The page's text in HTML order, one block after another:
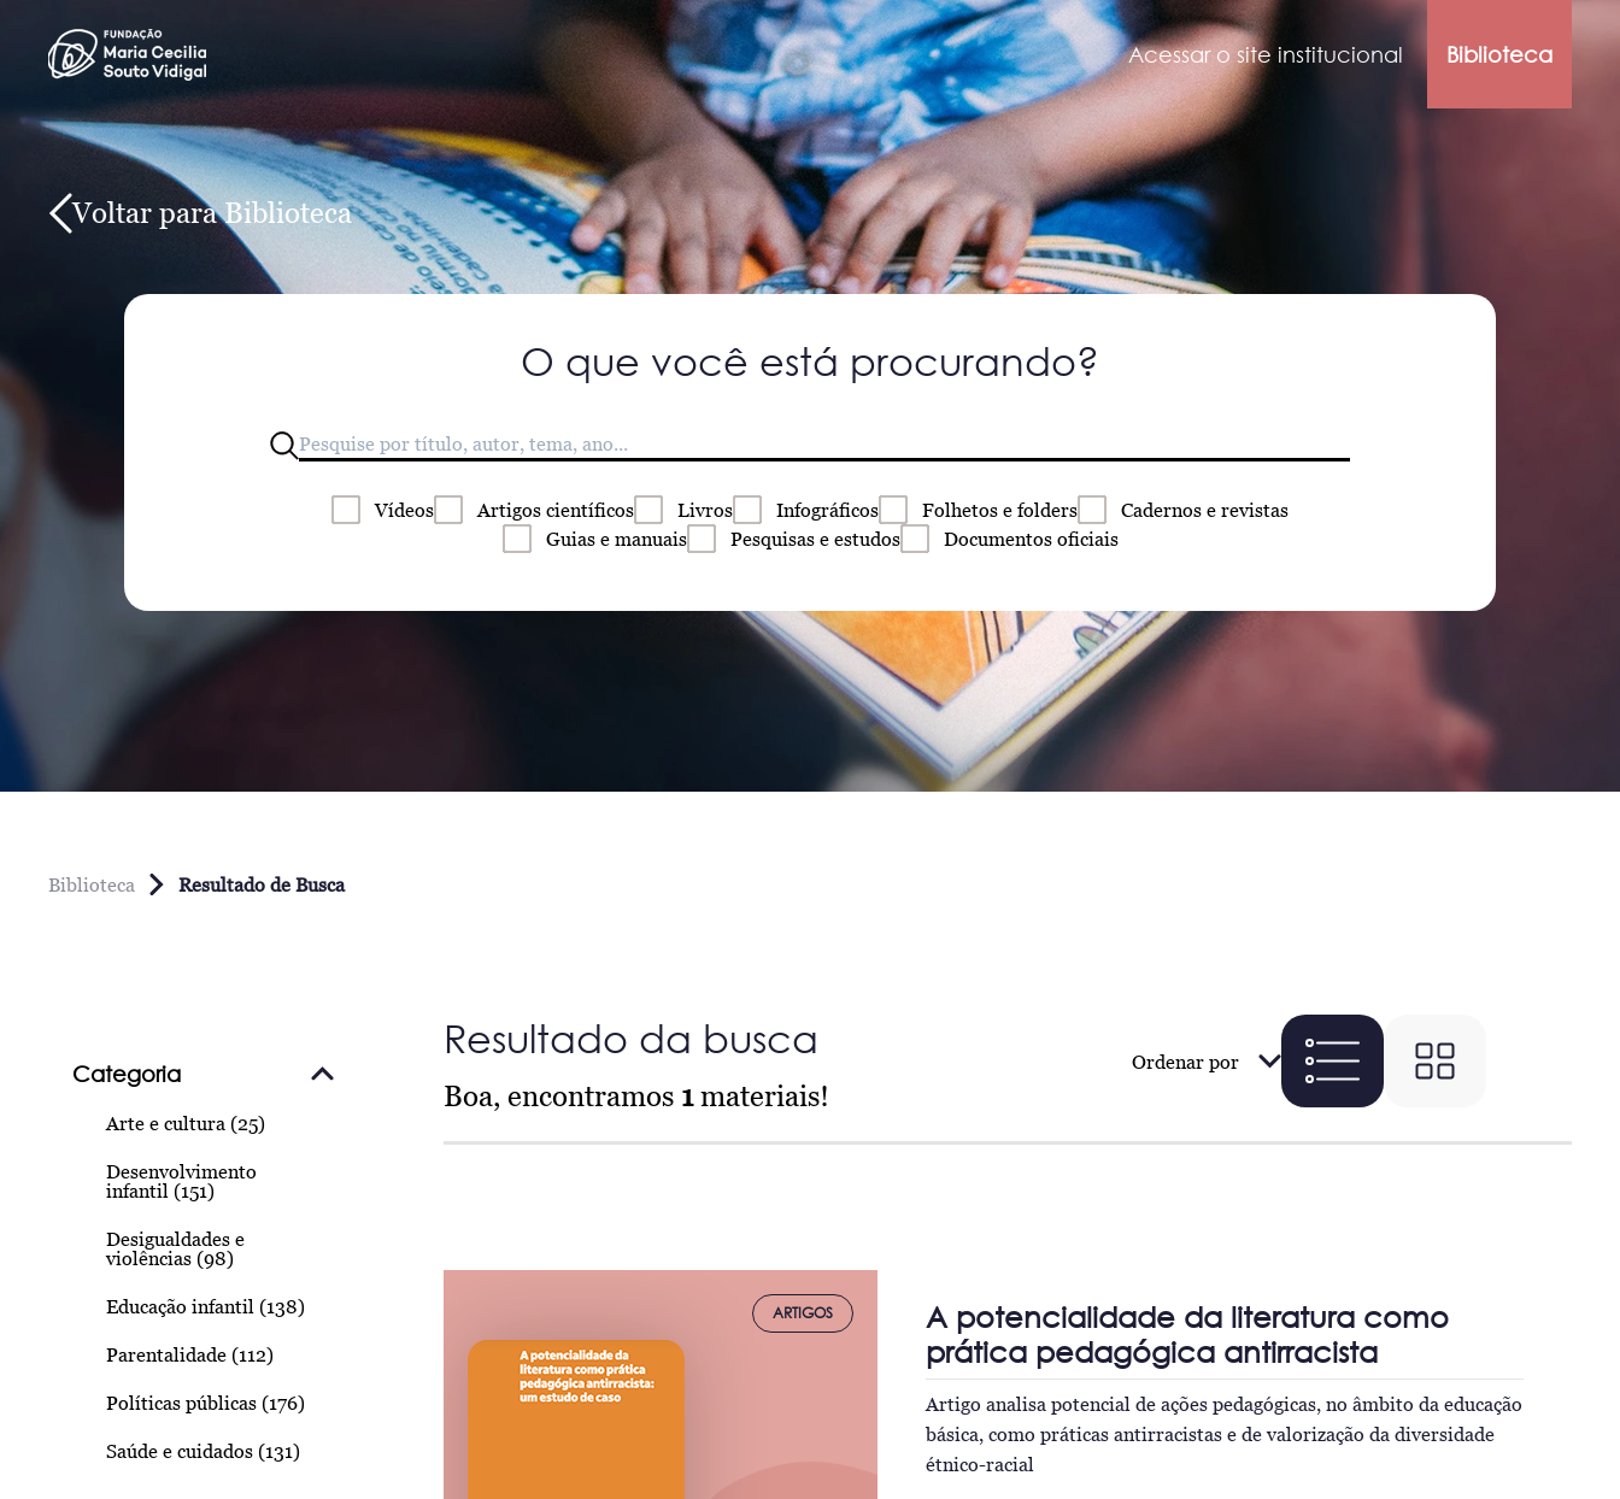
Acessar o site institucional Biblioteca
Voltar para Biblioteca
O que você está procurando?
Vídeos Artigos científicos Livros Infográficos Folhetos e folders Cadernos e revistas
Guias e manuais Pesquisas e estudos Documentos oficiais
Biblioteca Resultado de Busca
Categoria
Arte e cultura (25)
Desenvolvimento
infantil (151)
Desigualdades e
violências (98)
Educação infantil (138)
Parentalidade (112)
Políticas públicas (176)
Saúde e cuidados (131)
Resultado da busca
Boa, encontramos 1materiais!
Ordenar por
ARTIGOS
A potencialidade da literatura como
prática pedagógica antirracista
Artigo analisa potencial de ações pedagógicas, no âmbito da educação
básica, como práticas antirracistas e de valorização da diversidade
étnico-racial